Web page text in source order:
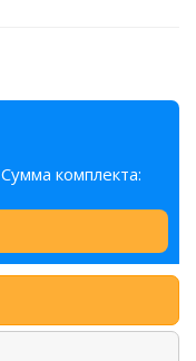
Сумма комплекта: